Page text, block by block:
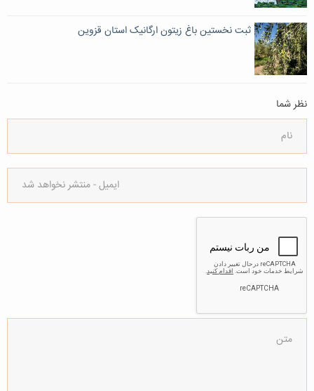
ثبت نخستین باغ زیتون ارگانیک استان قزوین
نظر شما